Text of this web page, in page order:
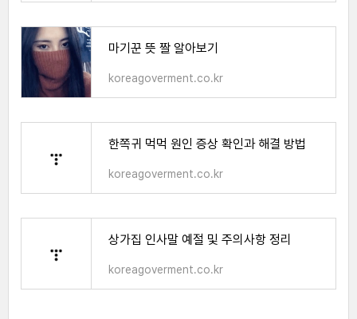
마기꾼 뜻 짤 알아보기
koreagoverment.co.kr
한쪽귀 먹먹 원인 증상 확인과 해결 방법
koreagoverment.co.kr
상가집 인사말 예절 및 주의사항 정리
koreagoverment.co.kr